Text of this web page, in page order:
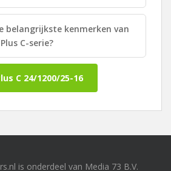
belangrijkste kenmerken van
C-serie?
C 24/1200/25-16
is onderdeel van Media 73 B.V.